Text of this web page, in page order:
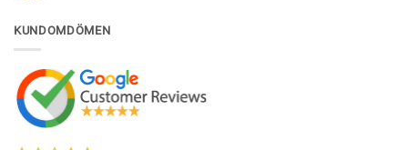
nallar
KUNDOMDÖMEN